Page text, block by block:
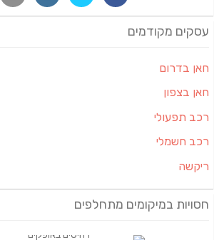
עסקים מקודמים
חאן בדרום
חאן בצפון
רכב תפעולי
רכב חשמלי
ריקשה
חסויות במיקומים מתחלפים